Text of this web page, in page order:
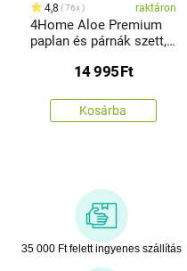
4,8 76x raktáron
4Home Aloe Premium
paplan és párnák szett,
14 995Ft
Kosárba
35 000 Ft felett ingyenes szállítás